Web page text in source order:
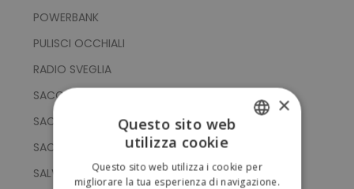
POWERBANK
PULISCI OCCHIALI
RADIO SVEGLIA
SACCHE
SACCHE IN NON WOVEN PLA DA MAIS
SACCHE IN RPET
SALVADANAI
ENGLISH
×
Questo sito web
utilizza cookie
Questo sito web utilizza i cookie per
migliorare la tua esperienza di navigazione.